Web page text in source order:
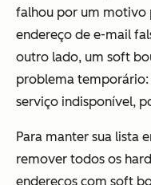
falhou por um motivo
endereço de e-mail
outro lado, um soft
problema temporário:
serviço indisponível,
Para manter sua lista
remover todos os
endereços com soft